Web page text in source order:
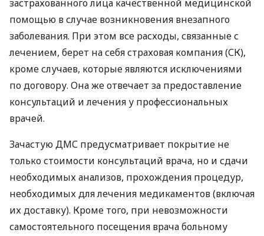
застрахованного лица качественной медицинской
помощью в случае возникновения внезапного
заболевания. При этом все расходы, связанные с
лечением, берет на себя страховая компания (СК),
кроме случаев, которые являются исключениями
по договору. Она же отвечает за предоставление
консультаций и лечения у профессиональных
врачей.
Зачастую ДМС предусматривает покрытие не
только стоимости консультаций врача, но и сдачи
необходимых анализов, прохождения процедур,
необходимых для лечения медикаментов (включая
их доставку). Кроме того, при невозможности
самостоятельного посещения врача больному